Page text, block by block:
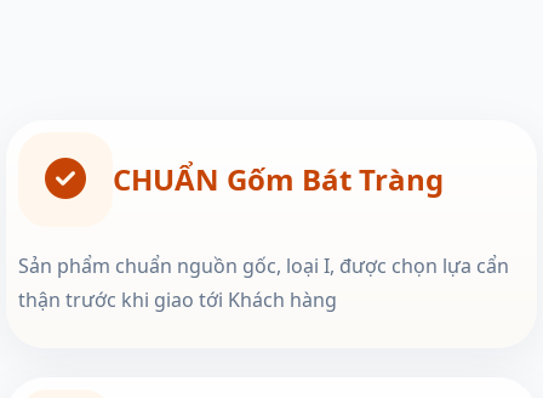
CHUẨN Gốm Bát Tràng
Sản phẩm chuẩn nguồn gốc, loại I, được chọn lựa cẩn
thận trước khi giao tới Khách hàng